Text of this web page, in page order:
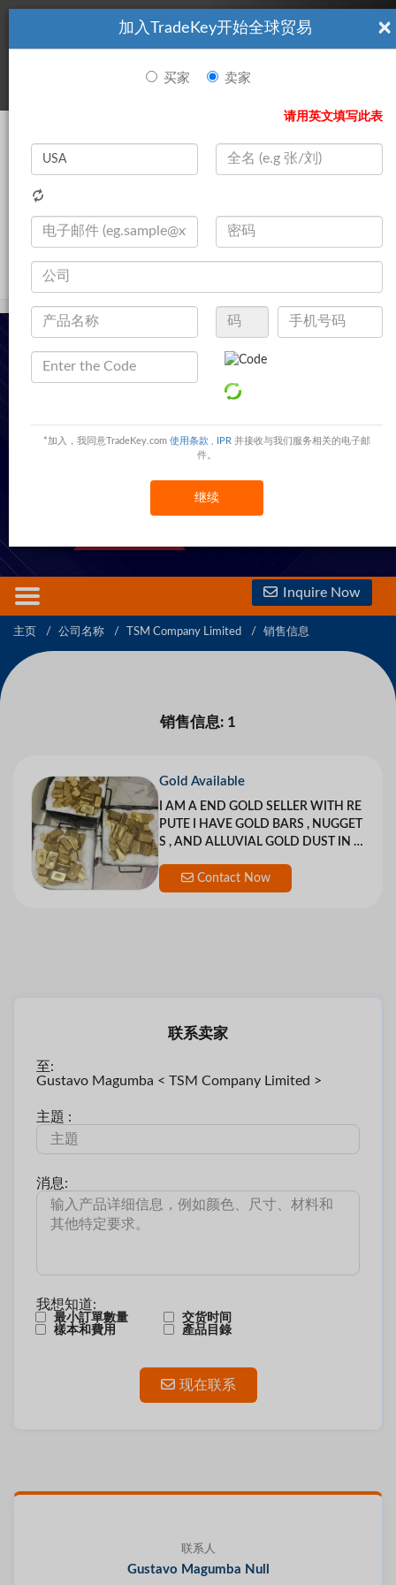
看起來你不是TradeKey.com的會員。 立即註冊，與全球超過7
百萬的進口商和出口商建立聯繫。 立即加入 |
登录
Search
×
加入TradeKey开始全球贸易
买家 卖家
请用英文填写此表
*加入，我同意TradeKey.com 使用条款 IPR 并接收与我们服务相关的电子邮
件。
继续
Tanzania Tanzania
Inquire Now
主页 公司名称 TSM Company Limited 销售信息
联系人
Gustavo Magumba Null
销售信息: 1
Gold Available
I AM A END GOLD SELLER WITH RE
PUTE I HAVE GOLD BARS , NUGGET
S , AND ALLUVIAL GOLD DUST IN S
Contact Now
联系卖家
至:
Gustavo Magumba < TSM Company Limited >
主題 :
消息:
我想知道:
最小訂單數量
交货时间
樣本和費用
產品目錄
现在联系